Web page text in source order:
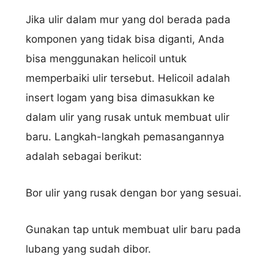
Jika ulir dalam mur yang dol berada pada
komponen yang tidak bisa diganti, Anda
bisa menggunakan helicoil untuk
memperbaiki ulir tersebut. Helicoil adalah
insert logam yang bisa dimasukkan ke
dalam ulir yang rusak untuk membuat ulir
baru. Langkah-langkah pemasangannya
adalah sebagai berikut:
Bor ulir yang rusak dengan bor yang sesuai.
Gunakan tap untuk membuat ulir baru pada
lubang yang sudah dibor.
Nama Lengkap
Hubungi via WhatsApp